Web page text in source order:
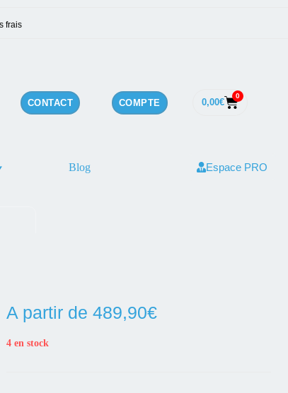
frais
CONTACT COMPTE 0,00€
0
Blog Espace PRO
A partir de489,90€
4 en stock